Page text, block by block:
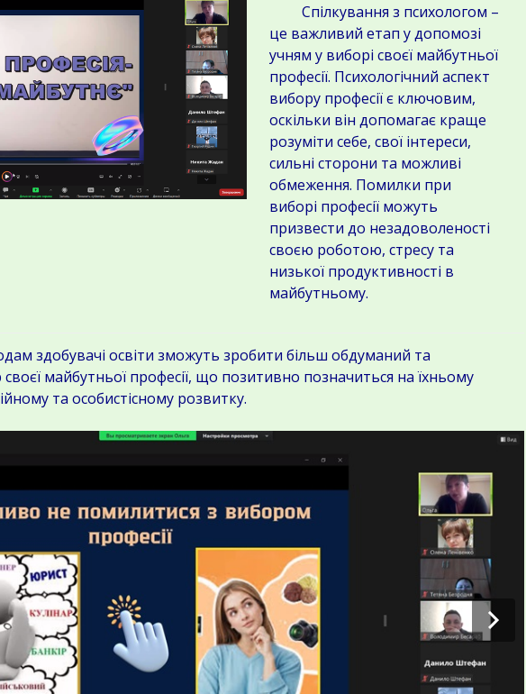
Спілкування з психологом –
це важливий етап у допомозі
учням у виборі своєї майбутньої
професії. Психологічний аспект
вибору професії є ключовим,
оскільки він допомагає краще
розуміти себе, свої інтереси,
сильні сторони та можливі
обмеження. Помилки при
виборі професії можуть
призвести до незадоволеності
своєю роботою, стресу та
низької продуктивності в
майбутньому.
здобувачі освіти зможуть зробити більш обдуманий та
майбутньої професії, що позитивно позначиться на їхньому
та особистісному розвитку.